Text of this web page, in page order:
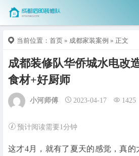
当前位置： 首页 » 成都家装案例 » 正文
成都装修队华侨城水电改
食材+好厨师
小河师傅 2023-04-17 1425
预计阅读需要1分钟
这才4月，就有了夏天的感觉，真